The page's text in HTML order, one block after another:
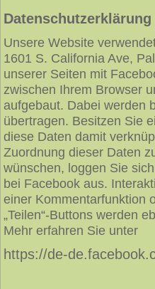
Unsere Website
1601 S. California Ave,
unserer Seiten mit
zwischen Ihrem Browser
aufgebaut. Dabei werden
übertragen. Besitzen Sie
diese Daten damit
Zuordnung dieser Daten
wünschen, loggen Sie
bei Facebook aus.
einer Kommentarfunktion
„Teilen“-Buttons werden
Mehr erfahren Sie unter
https://de-